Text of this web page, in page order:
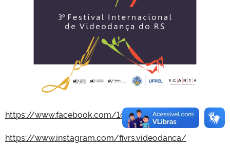
https://www.facebook.com/1o.FIVRS/
https://www.instagram.com/fivrs.videodanca/